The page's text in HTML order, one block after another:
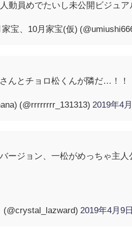
動員めでたいし未公開ビジュ
宝、10月家宝(仮)
んとチョロ松くんが隣だ…！！
(@rrrrrrrr_131313) 2019年4
ージョン、一松がめっちゃ主
2019年4月9日